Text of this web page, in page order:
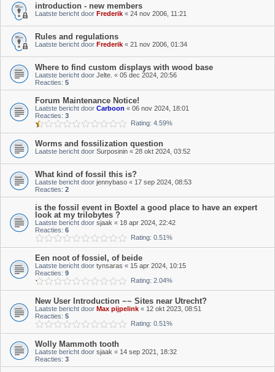
introduction - new members
Laatste bericht door Frederik « 24 nov 2006, 11:21
Rules and regulations
Laatste bericht door Frederik « 21 nov 2006, 01:34
Where to find custom displays with wood base
Laatste bericht door Jelte. « 05 dec 2024, 20:56
Reacties: 5
Forum Maintenance Notice!
Laatste bericht door Carboon « 06 nov 2024, 18:01
Reacties: 3
Rating: 4.59%
Worms and fossilization question
Laatste bericht door Surposinin « 28 okt 2024, 03:52
What kind of fossil this is?
Laatste bericht door jennybaso « 17 sep 2024, 08:53
Reacties: 2
is the fossil event in Boxtel a good place to have an expert
look at my trilobytes ?
Laatste bericht door sjaak « 18 apr 2024, 22:42
Reacties: 6
Rating: 0.51%
Een noot of fossiel, of beide
Laatste bericht door tynsaras « 15 apr 2024, 10:15
Reacties: 9
Rating: 2.04%
New User Introduction ~~ Sites near Utrecht?
Laatste bericht door Max pijpelink « 12 okt 2023, 08:51
Reacties: 5
Rating: 0.51%
Wolly Mammoth tooth
Laatste bericht door sjaak « 14 sep 2021, 18:32
Reacties: 3